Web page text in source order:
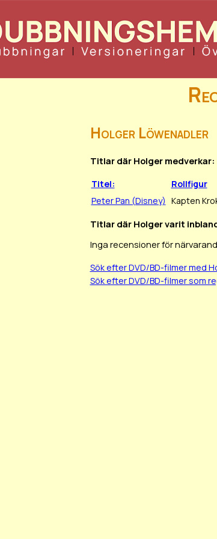
Holger Löwenadler
Titlar där Holger medverkar:
Titel: Rollfigur
Peter Pan (Disney) Kapten
Titlar där Holger varit
Inga recensioner för
Sök efter DVD/BD-filmer med
Sök efter DVD/BD-filmer som